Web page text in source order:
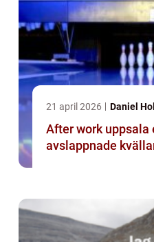
21 april 2026 Daniel
After work uppsala en guide till
avslappnade